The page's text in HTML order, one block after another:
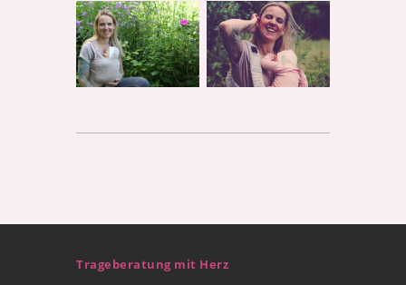
Trageberatung mit Herz